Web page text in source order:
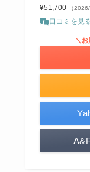
¥51,700
（
口コミを見
＼お